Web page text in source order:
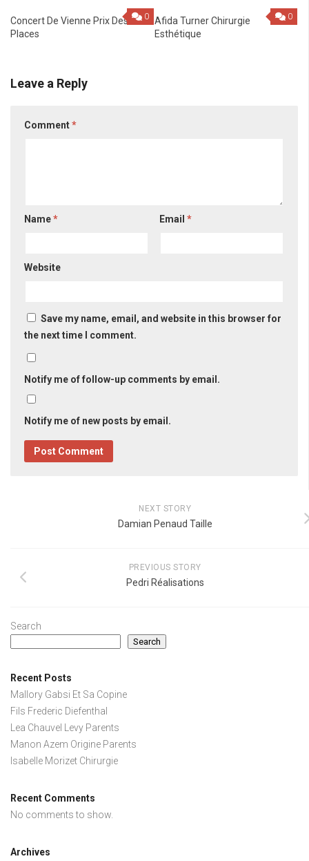
0
Concert De Vienne Prix Des
Places
0
Afida Turner Chirurgie
Esthétique
Leave a Reply
Comment*
Name* Email*
Website
Save my name, email, and website in this browser for
the next time I comment.
Notify me of follow-up comments by email.
Notify me of new posts by email.
NEXT STORY
Damian Penaud Taille
PREVIOUS STORY
Pedri Réalisations
Search
Search
Recent Posts
Mallory Gabsi Et Sa Copine
Fils Frederic Diefenthal
Lea Chauvel Levy Parents
Manon Azem Origine Parents
Isabelle Morizet Chirurgie
Recent Comments
No comments to show.
Archives